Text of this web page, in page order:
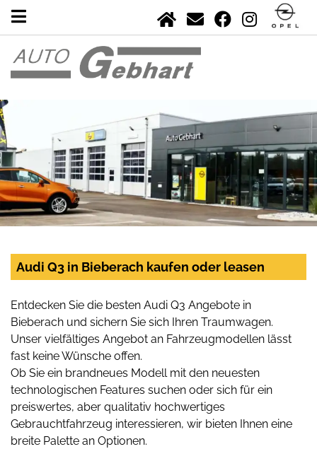
Audi Q3 in Bieberach kaufen oder leasen
Entdecken Sie die besten Audi Q3 Angebote in
Bieberach und sichern Sie sich Ihren Traumwagen.
Unser vielfältiges Angebot an Fahrzeugmodellen lässt
fast keine Wünsche offen.
Ob Sie ein brandneues Modell mit den neuesten
technologischen Features suchen oder sich für ein
preiswertes, aber qualitativ hochwertiges
Gebrauchtfahrzeug interessieren, wir bieten Ihnen eine
breite Palette an Optionen.